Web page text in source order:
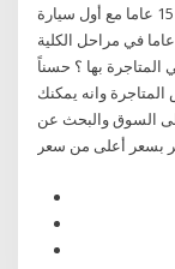
الحقائق عن طريق مشاركة رحلته التي استمرت 15 عاما مع أول سيارة
في سنغافورة. يُدرس جيمس منذ 23 عاما في مراحل الكلية
المتاجرة بها ؟ حسناً
وانه يمكنك
السوق والبحث عن
بسعر أعلى من سعر